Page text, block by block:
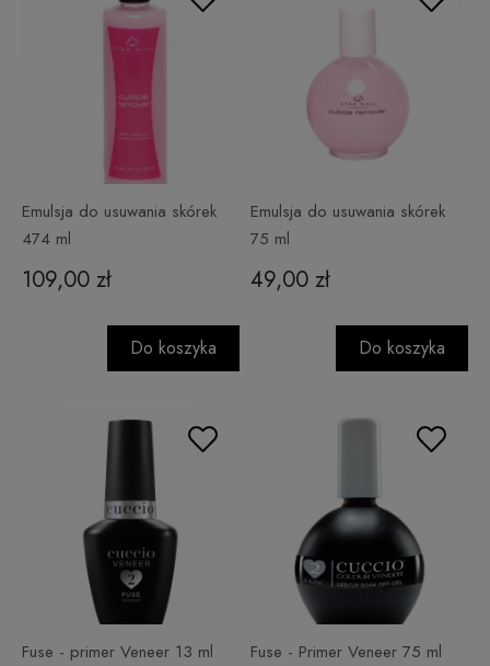
Emulsja do usuwania skórek
474 ml
109,00 zł
Do koszyka
Emulsja do usuwania skórek
75 ml
49,00 zł
Do koszyka
Fuse - primer Veneer 13 ml Fuse - Primer Veneer 75 ml